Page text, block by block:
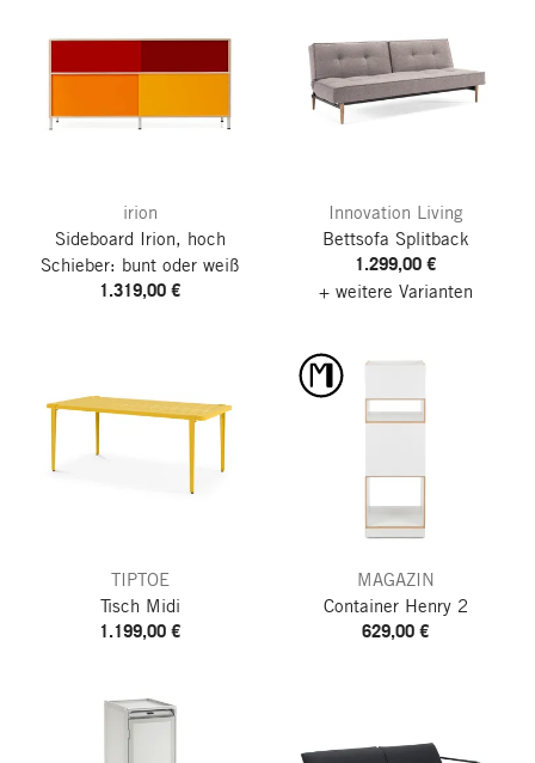
irion
Sideboard Irion, hoch
Schieber: bunt oder weiß
1.319,00 €
Innovation Living
Bettsofa Splitback
1.299,00 €
+ weitere Varianten
TIPTOE
Tisch Midi
1.199,00 €
MAGAZIN
Container Henry 2
629,00 €